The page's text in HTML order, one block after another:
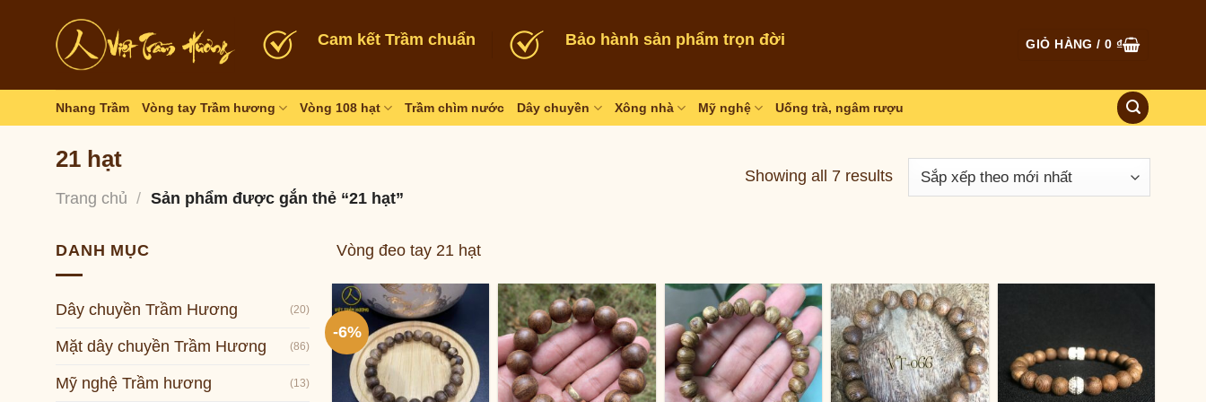
Cam kết Trầm chuẩn Bảo hành sản phẩm trọn đời GIỎ HÀNG /0 ₫
Nhang Trầm Vòng tay Trầm hương Vòng 108 hạt Trầm chìm nước Dây chuyền Xông nhà Mỹ nghệ Uống trà, ngâm rượu
21 hạt
Trang chủ / Sản phẩm được gắn thẻ “21 hạt”
Showing all 7 results
DANH MỤC
Dây chuyền Trầm Hương (20)
Mặt dây chuyền Trầm Hương (86)
Mỹ nghệ Trầm hương (13)
Vòng đeo tay 21 hạt
-6%